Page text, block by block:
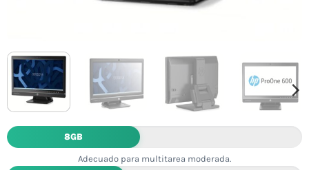
8GB
Adecuado para multitarea moderada.